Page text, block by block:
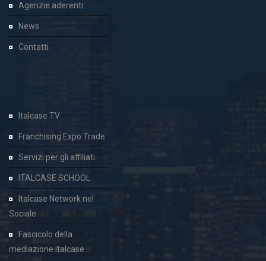
Agenzie aderenti
News
Contatti
Italcase TV
Franchising Expo Trade
Servizi per gli affiliati
ITALCASE SCHOOL
Italcase Network nel
Sociale
Fascicolo della
mediazione Italcase